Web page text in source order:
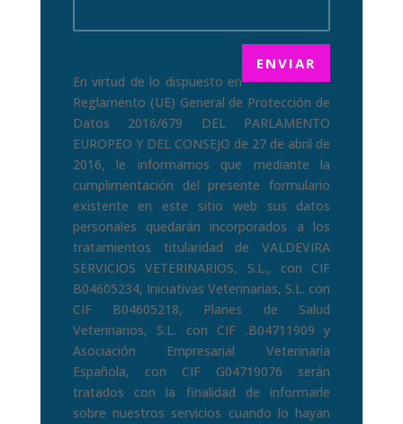
En virtud de lo dispuesto en
Reglamento (UE) General de Protección de
Datos 2016/679 DEL PARLAMENTO
EUROPEO Y DEL CONSEJO de 27 de abril de
2016, le informamos que mediante la
cumplimentación del presente formulario
existente en este sitio web sus datos
personales quedarán incorporados a los
tratamientos titularidad de VALDEVIRA
SERVICIOS VETERINARIOS, S.L., con CIF
B04605234, Iniciativas Veterinarias, S.L. con
CIF B04605218, Planes de Salud
Veterinarios, S.L. con CIF .B04711909 y
Asociación Empresarial Veterinaria
Española, con CIF G04719076 serán
tratados con la finalidad de informarle
sobre nuestros servicios cuando lo hayan